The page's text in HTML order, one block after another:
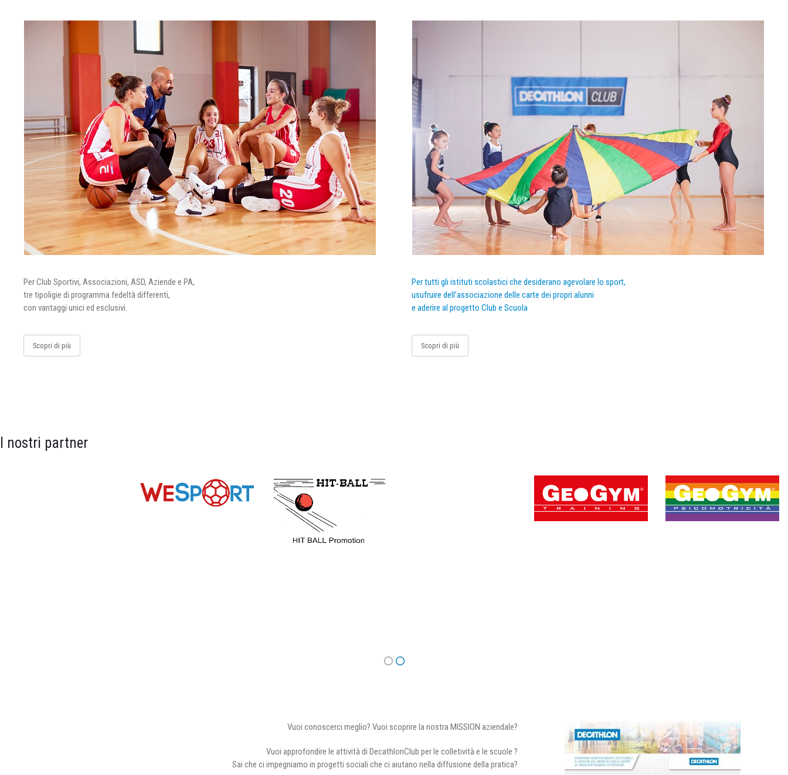
Per Club Sportivi, Associazioni, ASD, Aziende e PA,
tre tipoligie di programma fedeltà differenti,
con vantaggi unici ed esclusivi.
Scopri di più
Per tutti gli istituti scolastici che desiderano agevolare lo sport,
usufruire dell’associazione delle carte dei propri alunni
e aderire al progetto Club e Scuola
Scopri di più
I nostri partner
Vuoi conoscerci meglio? Vuoi scoprire la nostra MISSION aziendale?
Vuoi approfondire le attività di DecathlonClub per le colletività e le scuole ?
Sai che ci impegniamo in progetti sociali che ci aiutano nella diffusione della pratica?